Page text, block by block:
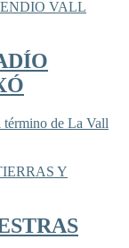
término de La Vall